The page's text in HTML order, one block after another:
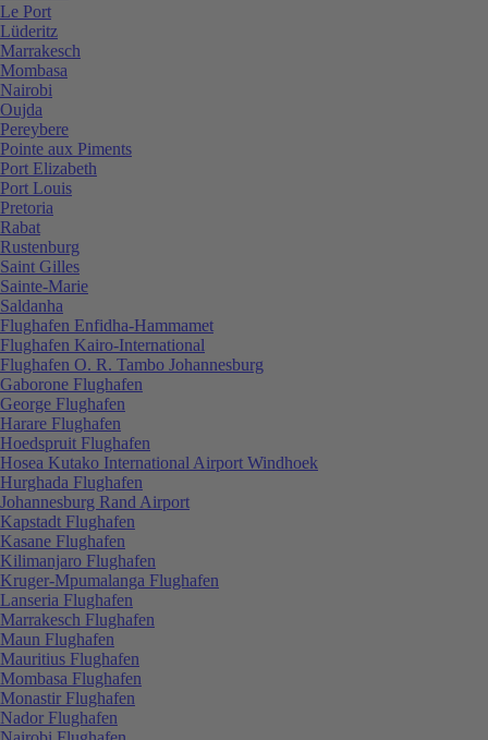
Le Port
Lüderitz
Marrakesch
Mombasa
Nairobi
Oujda
Pereybere
Pointe aux Piments
Port Elizabeth
Port Louis
Pretoria
Rabat
Rustenburg
Saint Gilles
Sainte-Marie
Saldanha
Flughafen Enfidha-Hammamet
Flughafen Kairo-International
Flughafen O. R. Tambo Johannesburg
Gaborone Flughafen
George Flughafen
Harare Flughafen
Hoedspruit Flughafen
Hosea Kutako International Airport Windhoek
Hurghada Flughafen
Johannesburg Rand Airport
Kapstadt Flughafen
Kasane Flughafen
Kilimanjaro Flughafen
Kruger-Mpumalanga Flughafen
Lanseria Flughafen
Marrakesch Flughafen
Maun Flughafen
Mauritius Flughafen
Mombasa Flughafen
Monastir Flughafen
Nador Flughafen